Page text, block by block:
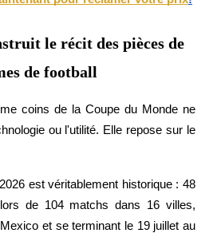
copie
le récit des pièces de
de football
coins de la Coupe du Monde ne
ou l'utilité. Elle repose sur le
est véritablement historique : 48
de 104 matchs dans 16 villes,
et se terminant le 19 juillet au